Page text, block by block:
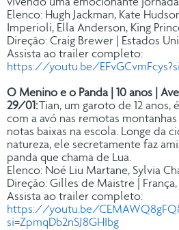
vivendo uma emocionante
Elenco: Hugh Jackman, Kate
Imperioli, Ella Anderson, King
Direção: Craig Brewer | Estados
Assista ao trailer completo:
https://youtu.be/
O Menino e o Panda | 10 anos |
29/01: Tian, um garoto de 12
com a avó nas remotas
notas baixas na escola. Longe da
natureza, ele secretamente faz
panda que chama de Lua.
Elenco: Noé Liu Martane, Sylvia
Direção: Gilles de Maistre |
Assista ao trailer completo:
https://youtu.be/
si=ZpmqDb2nSJ8GHIbg